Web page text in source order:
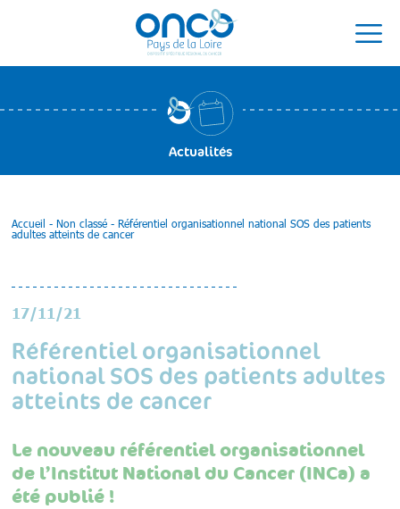
Actualités
Accueil - Non classé- Référentiel organisationnel national SOS des patients
adultes atteints de cancer
17/11/21
Référentiel organisationnel
national SOS des patients adultes
atteints de cancer
Le nouveau référentiel organisationnel
de l’Institut National du Cancer (INCa) a
été publié !